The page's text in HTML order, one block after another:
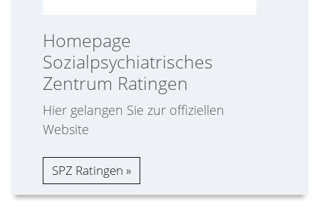
Homepage
Sozialpsychiatrisches
Zentrum Ratingen
Hier gelangen Sie zur offiziellen
Website
SPZ Ratingen